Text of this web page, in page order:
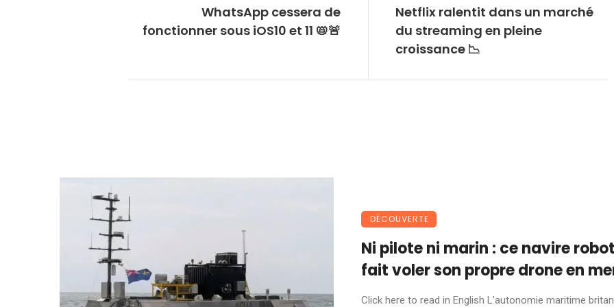
WhatsApp cessera de
fonctionner sous iOS10 et 11 📛🚨
Netflix ralentit dans un marché
du streaming en pleine
croissance 📉
DÉCOUVERTE
Ni pilote ni marin : ce navire robot
fait voler son propre drone en
Click here to read in English L’autonomie maritime